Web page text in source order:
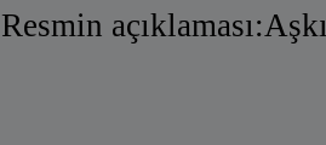
Resmin